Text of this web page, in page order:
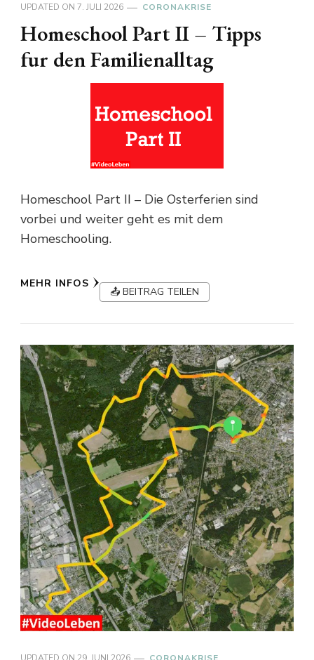
UPDATED ON 7. JULI 2026 CORONAKRISE
Homeschool Part II – Tipps
fur den Familienalltag
Homeschool Part II – Die Osterferien sind
vorbei und weiter geht es mit dem
Homeschooling.
MEHR INFOS
📤 BEITRAG TEILEN